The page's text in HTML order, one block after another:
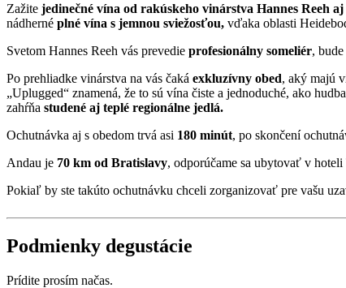
Zažite jedinečné vína od rakúskeho vinárstva Hannes Reeh
nádherné plné vína s jemnou sviežosťou, vďaka oblasti
Svetom Hannes Reeh vás prevedie profesionálny someliér,
Po prehliadke vinárstva na vás čaká exkluzívny obed, aký majú
„Uplugged“ znamená, že to sú vína čiste a jednoduché, ako
zahŕňa studené aj teplé regionálne jedlá.
Ochutnávka aj s obedom trvá asi 180 minút, po skončení
Andau je 70 km od Bratislavy, odporúčame sa ubytovať v
Pokiaľ by ste takúto ochutnávku chceli zorganizovať pre vašu
Podmienky degustácie
Prídite prosím načas.